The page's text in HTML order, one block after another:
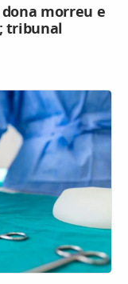
morreu e
tribunal